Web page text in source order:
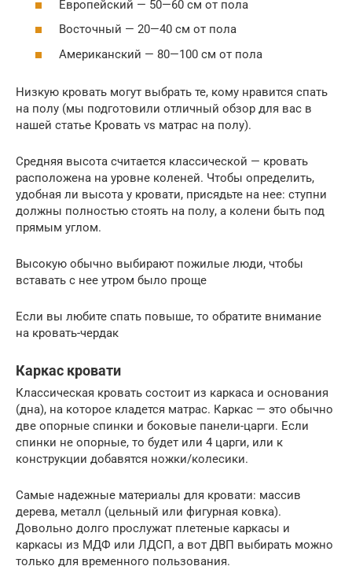
Европейский — 50—60 см от пола
Восточный — 20—40 см от пола
Американский — 80—100 см от пола
Низкую кровать могут выбрать те, кому нравится спать
на полу (мы подготовили отличный обзор для вас в
нашей статье Кровать vs матрас на полу).
Средняя высота считается классической — кровать
расположена на уровне коленей. Чтобы определить,
удобная ли высота у кровати, присядьте на нее: ступни
должны полностью стоять на полу, а колени быть под
прямым углом.
Высокую обычно выбирают пожилые люди, чтобы
вставать с нее утром было проще
Если вы любите спать повыше, то обратите внимание
на кровать-чердак
Каркас кровати
Классическая кровать состоит из каркаса и основания
(дна), на которое кладется матрас. Каркас — это обычно
две опорные спинки и боковые панели-царги. Если
спинки не опорные, то будет или 4 царги, или к
конструкции добавятся ножки/колесики.
Самые надежные материалы для кровати: массив
дерева, металл (цельный или фигурная ковка).
Довольно долго прослужат плетеные каркасы и
каркасы из МДФ или ЛДСП, а вот ДВП выбирать можно
только для временного пользования.